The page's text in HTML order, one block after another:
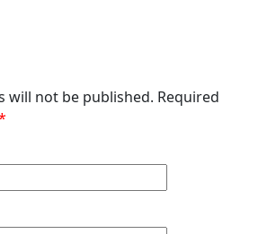
will not be published. Required